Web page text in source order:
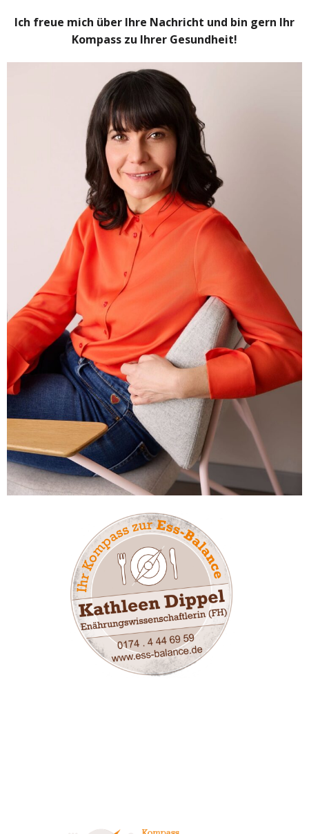
Ich freue mich über Ihre Nachricht und bin gern Ihr
Kompass zu Ihrer Gesundheit!